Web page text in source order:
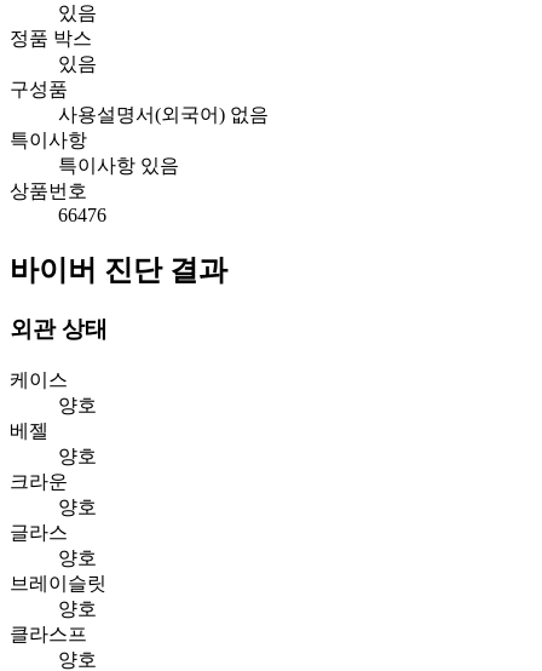
있음
정품 박스
있음
구성품
사용설명서(외국어) 없음
특이사항
특이사항 있음
상품번호
66476
바이버 진단 결과
외관 상태
케이스
양호
베젤
양호
크라운
양호
글라스
양호
브레이슬릿
양호
클라스프
양호